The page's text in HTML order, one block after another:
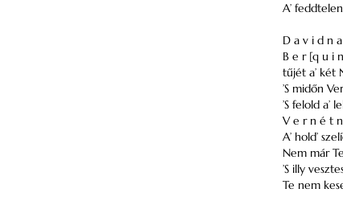
A’
D a v i d n
B e r [q u i
tűjét a’ két
’S midőn
’S felold a’
V e r n é t
A’ hold’
Nem már
’S illy
Te nem